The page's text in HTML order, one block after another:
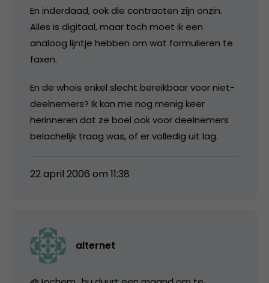
En inderdaad, ook die contracten zijn onzin.
Alles is digitaal, maar toch moet ik een
analoog lijntje hebben om wat formulieren te
faxen.
En de whois enkel slecht bereikbaar voor niet-
deelnemers? Ik kan me nog menig keer
herinneren dat ze boel ook voor deelnemers
belachelijk traag was, of er volledig uit lag.
22 april 2006 om 11:38
alternet